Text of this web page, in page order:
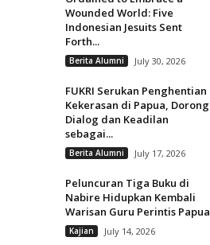
Wounded World: Five
Indonesian Jesuits Sent
Forth...
Berita Alumni July 30, 2026
FUKRI Serukan Penghentian
Kekerasan di Papua, Dorong
Dialog dan Keadilan
sebagai...
Berita Alumni July 17, 2026
Peluncuran Tiga Buku di
Nabire Hidupkan Kembali
Warisan Guru Perintis Papua
Kajian July 14, 2026